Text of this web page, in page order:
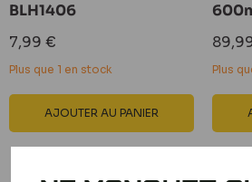
BLH1406
Prix
réduit
7,99 €
Plus que 1 en stock
AJOUTER AU PANIER
Prix
réduit
Plus